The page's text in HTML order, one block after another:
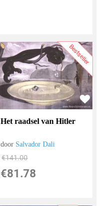
Bestseller
Het raadsel van Hitler
door Salvador Dali
€141.00
€81.78